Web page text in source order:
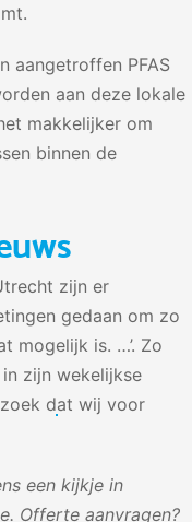
aangetroffen PFAS
aan deze lokale
makkelijker om
binnen de
zijn er
gedaan om zo
mogelijk is. …’. Zo
in zijnwekelijkse
dat wij voor
een kijkje in
Offerte aanvragen?